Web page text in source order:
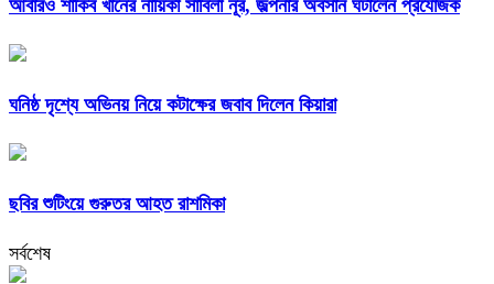
আবারও শাকিব খানের নায়িকা সাবিলা নূর, জল্পনার অবসান ঘটালেন প্রযোজক
ঘনিষ্ঠ দৃশ্যে অভিনয় নিয়ে কটাক্ষের জবাব দিলেন কিয়ারা
ছবির শুটিংয়ে গুরুতর আহত রাশমিকা
সর্বশেষ